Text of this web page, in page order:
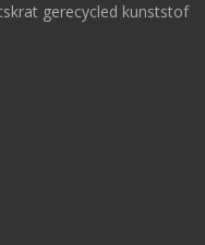
gerecycled kunststof